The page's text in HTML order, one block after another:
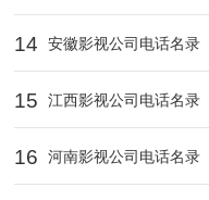
14 安徽影视公司电话名录
15 江西影视公司电话名录
16 河南影视公司电话名录